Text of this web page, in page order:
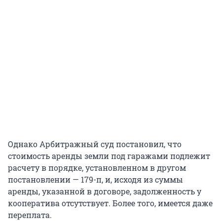
Однако Арбитражный суд постановил, что
стоимость аренды земли под гаражами подлежит
расчету в порядке, установленном в другом
постановлении — 179-п, и, исходя из суммы
аренды, указанной в договоре, задолженность у
кооператива отсутствует. Более того, имеется даже
переплата.